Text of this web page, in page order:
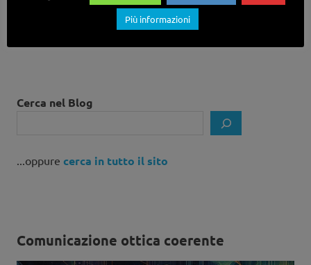
hai voglia di spiegarlo nel contesto della cultura libera,
Cerca nel Blog
...oppure cerca in tutto il sito
Comunicazione ottica coerente
Più informazioni